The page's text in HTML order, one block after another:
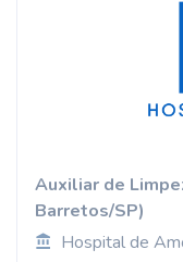
Auxiliar de
Barretos/SP)
Hospital de